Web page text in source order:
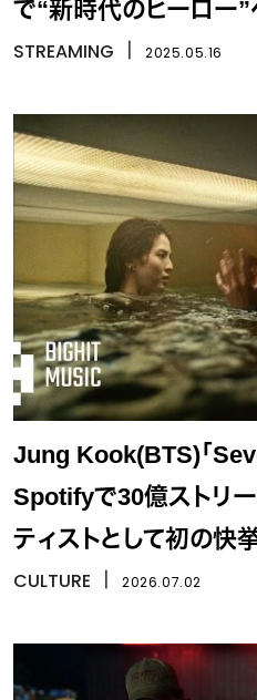
で“新時代のヒーロー”
STREAMING 2025.05.16
Jung Kook(BTS)「
Spotifyで30億ストリ
ティストとして初の快
CULTURE 2026.07.02